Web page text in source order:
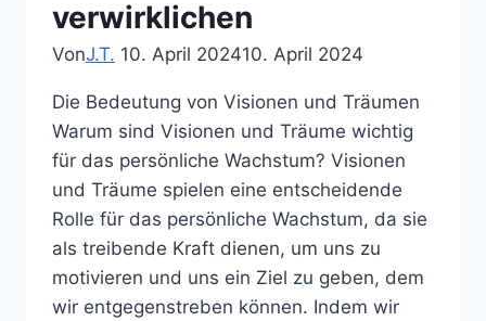
verwirklichen
VonJ.T. 10. April 202410. April 2024
Die Bedeutung von Visionen und Träumen
Warum sind Visionen und Träume wichtig
für das persönliche Wachstum? Visionen
und Träume spielen eine entscheidende
Rolle für das persönliche Wachstum, da sie
als treibende Kraft dienen, um uns zu
motivieren und uns ein Ziel zu geben, dem
wir entgegenstreben können. Indem wir